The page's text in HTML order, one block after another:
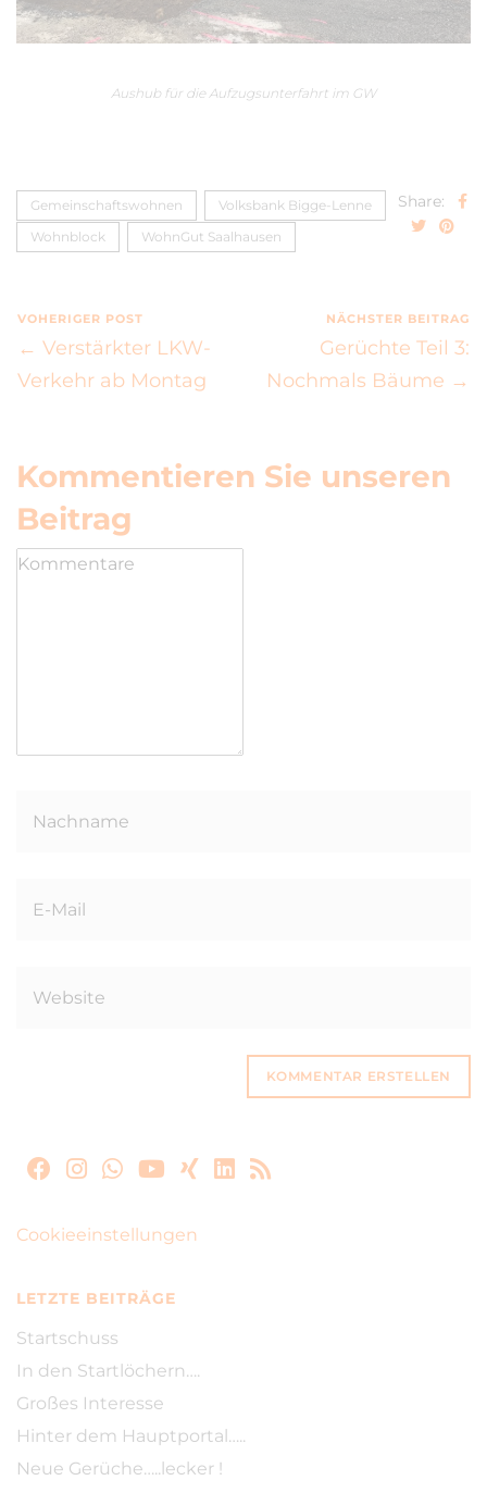
Aushub für die Aufzugsunterfahrt im GW
Gemeinschaftswohnen
Volksbank Bigge-Lenne
Wohnblock
WohnGut Saalhausen
Share:
VOHERIGER POST
← Verstärkter LKW-
Verkehr ab Montag
NÄCHSTER BEITRAG
Gerüchte Teil 3:
Nochmals Bäume →
Kommentieren Sie unseren
Beitrag
Cookieeinstellungen
LETZTE BEITRÄGE
Startschuss
In den Startlöchern….
Großes Interesse
Hinter dem Hauptportal…..
Neue Gerüche…..lecker !